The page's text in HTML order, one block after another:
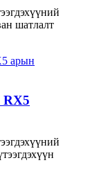
шатлалт
RX5